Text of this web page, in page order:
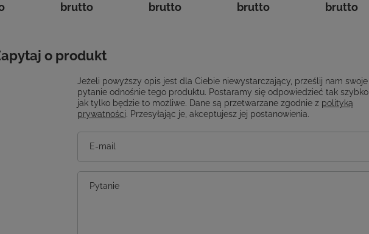
brutto
brutto
brutto
brutto
o produkt
Jeżeli powyższy opis jest dla Ciebie niewystarczający, prześlij nam swoje
pytanie odnośnie tego produktu. Postaramy się odpowiedzieć tak szybko
jak tylko będzie to możliwe. Dane są przetwarzane zgodnie z polityką
prywatności. Przesyłając je, akceptujesz jej postanowienia.
E-mail
Pytanie